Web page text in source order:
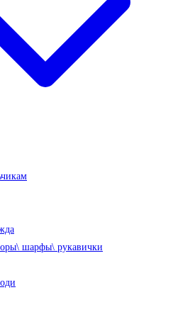
шарфы\ рукавички